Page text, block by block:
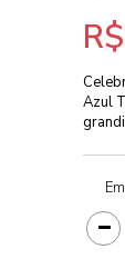
Azul